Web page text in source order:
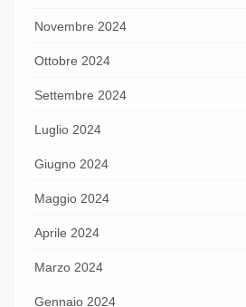
Novembre 2024
Ottobre 2024
Settembre 2024
Luglio 2024
Giugno 2024
Maggio 2024
Aprile 2024
Marzo 2024
Gennaio 2024